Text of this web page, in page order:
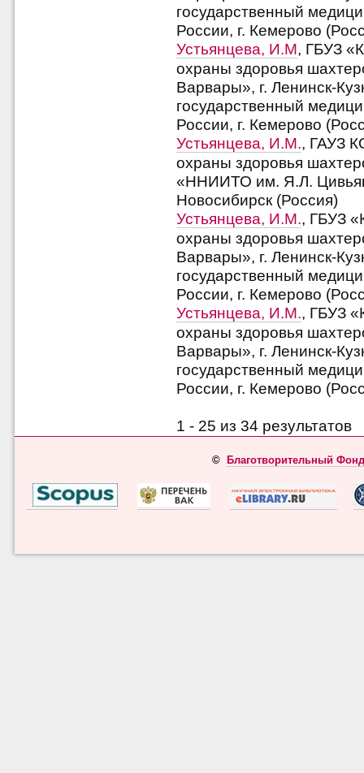
государственный
России, г. Кемерово
Устьянцева, И.М, ГБУЗ
охраны здоровья
Варвары», г. Ленинск-
государственный
России, г. Кемерово
Устьянцева, И.М., ГАУЗ
охраны здоровья
«ННИИТО им. Я.Л.
Новосибирск (Россия)
Устьянцева, И.М., ГБУЗ
охраны здоровья
Варвары», г. Ленинск-
государственный
России, г. Кемерово
Устьянцева, И.М., ГБУЗ
охраны здоровья
Варвары», г. Ленинск-
государственный
России, г. Кемерово
1 - 25 из 34
© Благотворительный